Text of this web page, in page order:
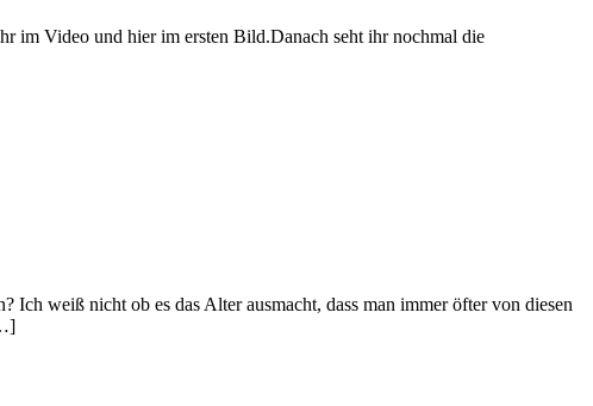
im Video und hier im ersten Bild.Danach seht ihr nochmal die
weiß nicht ob es das Alter ausmacht, dass man immer öfter von diesen